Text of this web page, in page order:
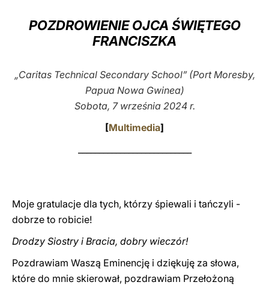
POZDROWIENIE OJCA ŚWIĘTEGO
FRANCISZKA
„Caritas Technical Secondary School” (Port Moresby,
Papua Nowa Gwinea)
Sobota, 7 września 2024 r.
[Multimedia]
Moje gratulacje dla tych, którzy śpiewali i tańczyli -
dobrze to robicie!
Drodzy Siostry i Bracia, dobry wieczór!
Pozdrawiam Waszą Eminencję i dziękuję za słowa,
które do mnie skierował, pozdrawiam Przełożoną